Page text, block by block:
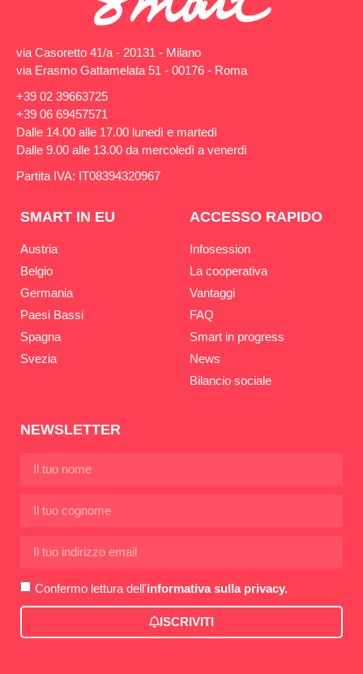
via Casoretto 41/a - 20131 - Milano
via Erasmo Gattamelata 51 - 00176 - Roma
+39 02 39663725
+39 06 69457571
Dalle 14.00 alle 17.00 lunedì e martedì
Dalle 9.00 alle 13.00 da mercoledì a venerdì
Partita IVA: IT08394320967
SMART IN EU
Austria
Belgio
Germania
Paesi Bassi
Spagna
Svezia
ACCESSO RAPIDO
Infosession
La cooperativa
Vantaggi
FAQ
Smart in progress
News
Bilancio sociale
NEWSLETTER
Confermo lettura dell'informativa sulla privacy.
ISCRIVITI